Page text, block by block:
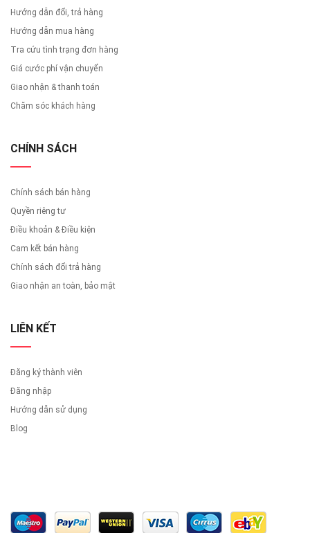
Hướng dẫn đổi, trả hàng
Hướng dẫn mua hàng
Tra cứu tình trạng đơn hàng
Giá cước phí vận chuyển
Giao nhận & thanh toán
Chăm sóc khách hàng
CHÍNH SÁCH
Chính sách bán hàng
Quyền riêng tư
Điều khoản & Điều kiện
Cam kết bán hàng
Chính sách đổi trả hàng
Giao nhận an toàn, bảo mật
LIÊN KẾT
Đăng ký thành viên
Đăng nhập
Hướng dẫn sử dụng
Blog